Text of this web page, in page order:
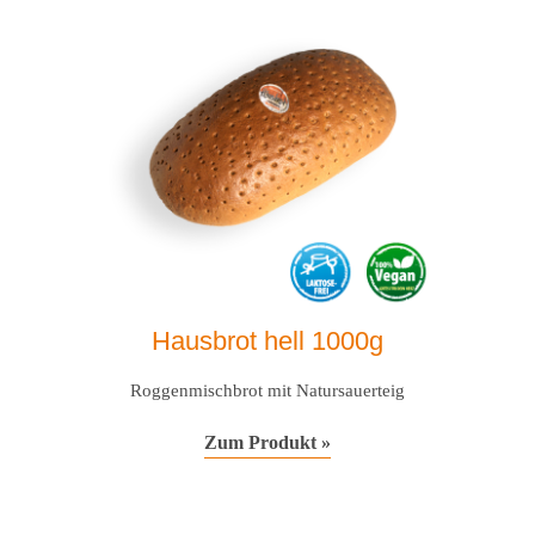
Hausbrot hell 1000g
Roggenmischbrot mit Natursauerteig
Zum Produkt »